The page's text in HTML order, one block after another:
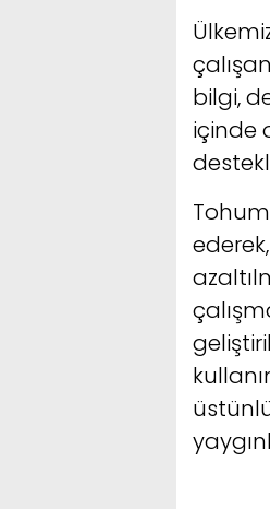
bilgi,
içinde